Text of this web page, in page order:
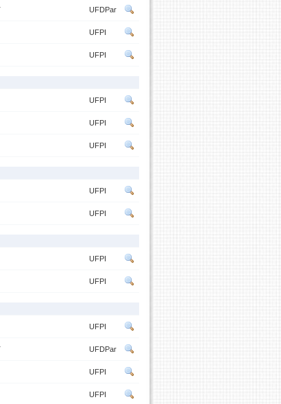
UFDPar
UFPI
UFPI
UFPI
UFPI
UFPI
UFPI
UFPI
UFPI
UFPI
UFPI
UFDPar
UFPI
UFPI